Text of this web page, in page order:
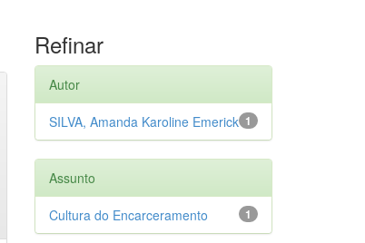
Refinar
Autor
1
SILVA, Amanda Karoline Emerick
Assunto
1
Cultura do Encarceramento